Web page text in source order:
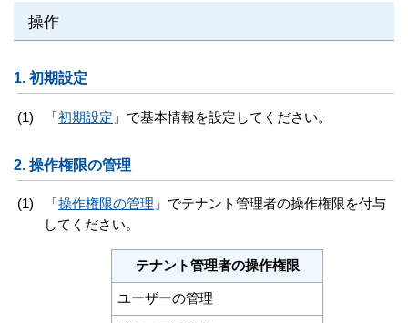
操作
1. 初期設定
(1) 「初期設定 」 で基本情報を設定してください。
2. 操作権限の管理
(1) 「操作権限の管理 」 でテナント管理者の操作権限を付与
してください。
テナント管理者の操作権限
ユーザーの管理